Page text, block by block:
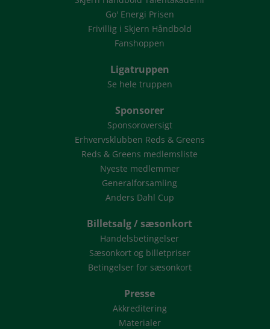
Go' Energi Prisen
Frivillig i Skjern Håndbold
Fanshoppen
Ligatruppen
Se hele truppen
Sponsorer
Sponsoroversigt
Erhvervsklubben Reds & Greens
Reds & Greens medlemsliste
Nyeste medlemmer
Generalforsamling
Anders Dahl Cup
Billetsalg / sæsonkort
Handelsbetingelser
Sæsonkort og billetpriser
Betingelser for sæsonkort
Presse
Akkreditering
Materialer